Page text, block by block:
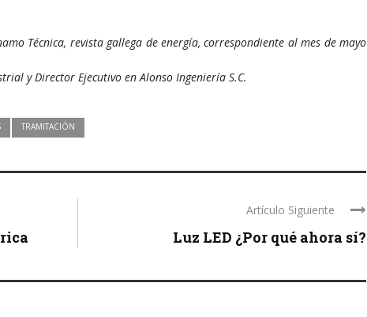
Técnica, revista gallega de energía, correspondiente al mes de mayo
y Director Ejecutivo en Alonso Ingeniería S.C.
TRAMITACIÓN
Artículo Siguiente
Luz LED ¿Por qué ahora sí?